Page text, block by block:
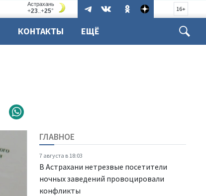
16+
КОНТАКТЫ ЕЩЁ
ГЛАВНОЕ
7 августа в 18:03
В Астрахани нетрезвые посетители
ночных заведений провоцировали
конфликты